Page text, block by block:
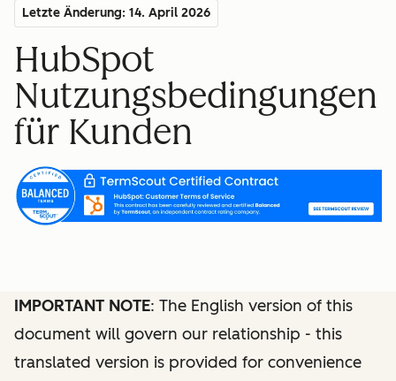
Letzte Änderung: 14. April 2026
HubSpot
Nutzungsbedingungen
für Kunden
IMPORTANT NOTE: The English version of this
document will govern our relationship - this
translated version is provided for convenience